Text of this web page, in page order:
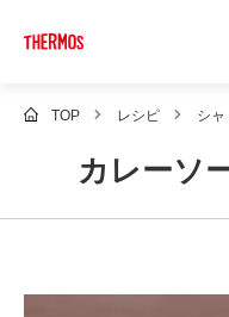
TOP レシピ シ
カレーソ